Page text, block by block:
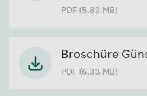
PDF (5,83 MB)
Broschüre
PDF (6,33 MB)